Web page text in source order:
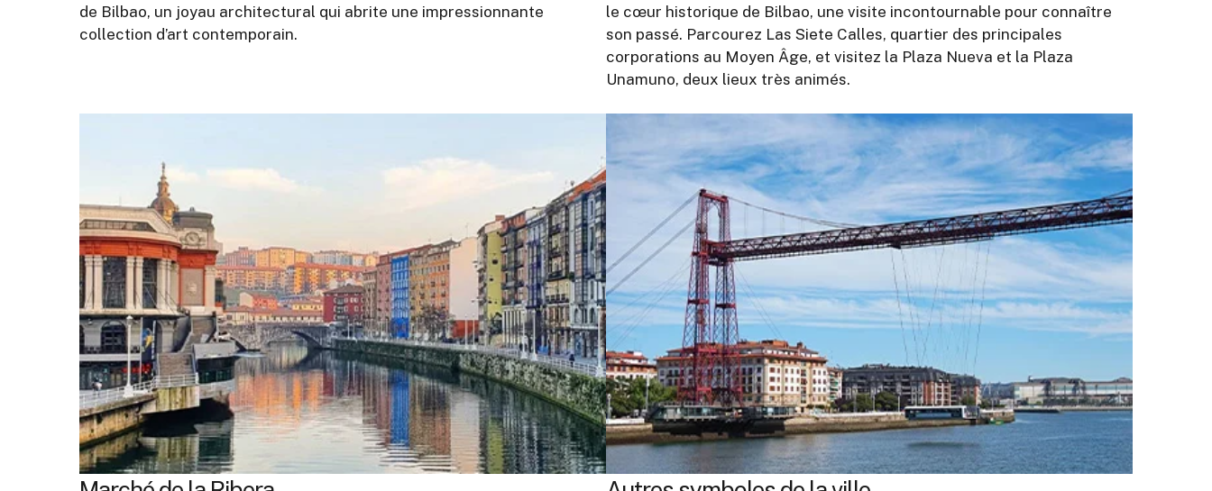
de Bilbao, un joyau architectural qui abrite une impressionnante
collection d’art contemporain.
le cœur historique de Bilbao, une visite incontournable pour connaître
son passé. Parcourez Las Siete Calles, quartier des principales
corporations au Moyen Âge, et visitez la Plaza Nueva et la Plaza
Unamuno, deux lieux très animés.